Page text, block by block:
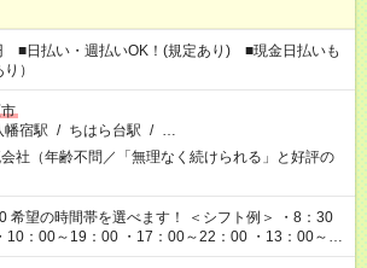
■日払い・週払いOK！(規定あり) ■現金日払いも
）
幡宿駅 / ちはら台駅 / …
社（年齢不問／「無理なく続けられる」と好評の
30
10：00～19：00 ・17：00～22：00 ・13：00～
：00～翌6：00 など